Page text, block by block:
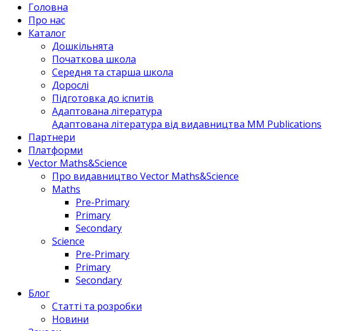
Головна
Про нас
Каталог
Дошкільнята
Початкова школа
Середня та старша школа
Дорослі
Підготовка до іспитів
Адаптована література
Адаптована література від видавництва MM Publications
Партнери
Платформи
Vector Maths&Science
Про видавництво Vector Maths&Science
Maths
Pre-Primary
Primary
Secondary
Science
Pre-Primary
Primary
Secondary
Блог
Статті та розробки
Новини